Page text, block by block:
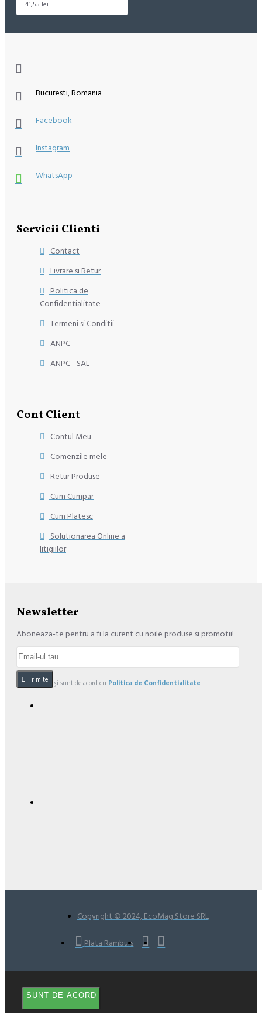
41,55 lei
Bucuresti, Romania
Facebook
Instagram
WhatsApp
Servicii Clienti
Contact
Livrare si Retur
Politica de
Confidentialitate
Termeni si Conditii
ANPC
ANPC - SAL
Cont Client
Contul Meu
Comenzile mele
Retur Produse
Cum Cumpar
Cum Platesc
Solutionarea Online a
litigiilor
Newsletter
Aboneaza-te pentru a fi la curent cu noile produse si promotii!
Trimite
Am citit şi sunt de acord cu Politica de Confidentialitate
Copyright © 2024, EcoMag Store SRL
Plata Ramburs
SUNT DE ACORD